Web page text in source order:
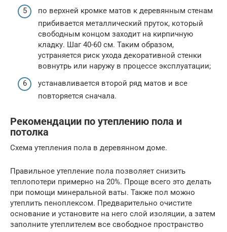
по верхней кромке матов к деревянным стенам
прибивается металлический пруток, который
свободным концом заходит на кирпичную
кладку. Шаг 40-60 см. Таким образом,
устраняется риск ухода декоративной стенки
вовнутрь или наружу в процессе эксплуатации;
устанавливается второй ряд матов и все
повторяется сначала.
Рекомендации по утеплению пола и
потолка
Схема утепления пола в деревянном доме.
Правильное утепление пола позволяет снизить
теплопотери примерно на 20%. Проще всего это делать
при помощи минеральной ваты. Также пол можно
утеплить пеноплексом. Предварительно очистите
основание и установите на него слой изоляции, а затем
заполните утеплителем все свободное пространство